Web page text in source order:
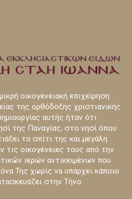
οικογενειακή επιχείρηση
της ορθόδοξης χριστιανικής
αυτής ήταν ότι
της Παναγίας, στο νησί όπου
το σπίτι της και μεγάλη
τις οικογένειες τους από την
ιερών αντικειμένων που
Της χωρίς να υπάρχει κάποιο
στην Τήνο.